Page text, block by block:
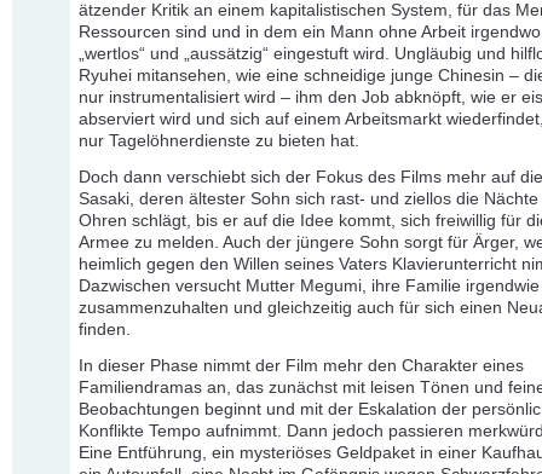
ätzender Kritik an einem kapitalistischen System, für das
Ressourcen sind und in dem ein Mann ohne Arbeit
„wertlos“ und „aussätzig“ eingestuft wird. Ungläubig und
Ryuhei mitansehen, wie eine schneidige junge Chinesin –
nur instrumentalisiert wird – ihm den Job abknöpft, wie er
abserviert wird und sich auf einem Arbeitsmarkt
nur Tagelöhnerdienste zu bieten hat.
Doch dann verschiebt sich der Fokus des Films mehr auf
Sasaki, deren ältester Sohn sich rast- und ziellos die
Ohren schlägt, bis er auf die Idee kommt, sich freiwillig für
Armee zu melden. Auch der jüngere Sohn sorgt für Ärger,
heimlich gegen den Willen seines Vaters Klavierunterricht
Dazwischen versucht Mutter Megumi, ihre Familie irgendwie
zusammenzuhalten und gleichzeitig auch für sich einen
finden.
In dieser Phase nimmt der Film mehr den Charakter eines
Familiendramas an, das zunächst mit leisen Tönen und
Beobachtungen beginnt und mit der Eskalation der
Konflikte Tempo aufnimmt. Dann jedoch passieren
Eine Entführung, ein mysteriöses Geldpaket in einer